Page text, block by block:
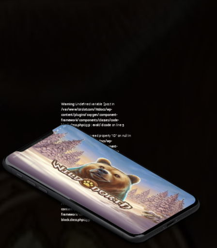
Warning: Undefined variable $post in
/var/www/sirslot.com/htdocs/wp-
content/plugins/oxygen/component-
framework/components/classes/code-
block.class.php(133) : eval()'d codeon line5
Warning
: Attempt to read property "ID" on null in
/var/www/sirslot.com/htdocs/wp-
content/plugins/oxygen/component-
framework/components/classes/code-
block.class.php(133) : eval()'d code
on line5
Warning: Undefined variable $post in
/var/www/sirslot.com/htdocs/wp-
content/plugins/oxygen/component-
framework/components/classes/code-
block.class.php(133) : eval()'d codeon line7
Warning: Attempt to read property "ID" on null in
/var/www/sirslot.com/htdocs/wp-
content/plugins/oxygen/component-
framework/components/classes/code-
block.class.php(133) : eval()'d codeon line 7
09:39 am